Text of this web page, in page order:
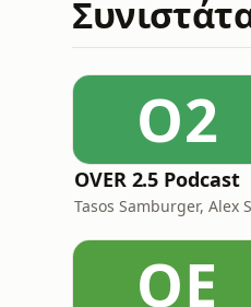
O2
OVER 2.5 Podcast
ΟΕ